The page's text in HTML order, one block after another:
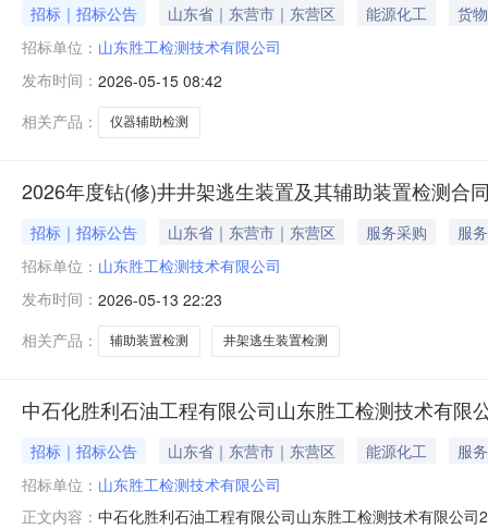
招标｜招标公告 山东省｜东营市｜东营区 能源化工
货物
招标单位： 山东胜工检测技术有限公司
发布时间： 2026-05-15 08:42
相关产品：
仪器辅助检测
2026年度钻(修)井井架逃生装置及其辅助装置检测合
招标｜招标公告 山东省｜东营市｜东营区 服务采购
服务
招标单位： 山东胜工检测技术有限公司
发布时间： 2026-05-13 22:23
相关产品：
辅助装置检测 井架逃生装置检测
中石化胜利石油工程有限公司山东胜工检测技术有
招标｜招标公告 山东省｜东营市｜东营区 能源化工
服务
招标单位： 山东胜工检测技术有限公司
正文内容： 中石化胜利石油工程有限公司山东胜工检测技术有限公